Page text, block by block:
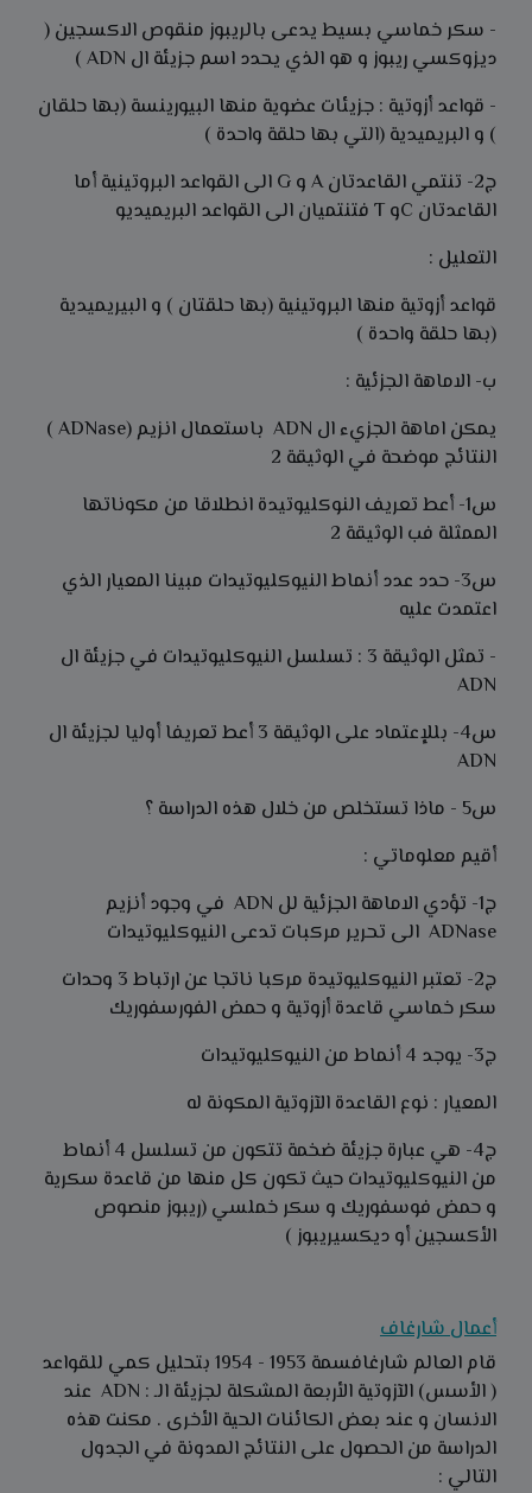
- سكر خماسي بسيط يدعى بالريبوز منقوص الاكسجين (
ديزوكسي ريبوز و هو الذي يحدد اسم جزيئة ال ADN )
- قواعد أزوتية : جزيئات عضوية منها البيورينسة (بها حلقان
) و البريميدية (التي بها حلقة واحدة )
ج2- تنتمي القاعدتان A و G الى القواعد البروتينية أما
القاعدتان Cو T فتنتميان الى القواعد البريميديو
التعليل :
قواعد أزوتية منها البروتينية (بها حلقتان ) و البيريميدية
(بها حلقة واحدة )
ب- الاماهة الجزئية :
يمكن اماهة الجزيء ال ADN باستعمال انزيم (ADNase )
النتائج موضحة في الوثيقة 2
س1- أعط تعريف النوكليوتيدة انطلاقا من مكوناتها
الممثلة فب الوثيقة 2
س3- حدد عدد أنماط النيوكليوتيدات مبينا المعيار الذي
اعتمدت عليه
- تمثل الوثيقة 3 : تسلسل النيوكليوتيدات في جزيئة ال
ADN
س4- بللإعتماد على الوثيقة 3 أعط تعريفا أوليا لجزيئة ال
ADN
س5 - ماذا تستخلص من خلال هذه الدراسة ؟
أقيم معلوماتي :
ج1- تؤدي الاماهة الجزئية لل ADN في وجود أنزيم
ADNase الى تحرير مركبات تدعى النيوكليوتيدات
ج2- تعتبر النيوكليوتيدة مركبا ناتجا عن ارتباط 3 وحدات
سكر خماسي قاعدة أزوتية و حمض الفورسفوريك
ج3- يوجد 4 أنماط من النيوكليوتيدات
المعيار : نوع القاعدة الآزوتية المكونة له
ج4- هي عبارة جزيئة ضخمة تتكون من تسلسل 4 أنماط
من النيوكليوتيدات حيث تكون كل منها من قاعدة سكرية
و حمض فوسفوريك و سكر خملسي (ريبوز منصوص
الأكسجين أو ديكسيريبوز )
أعمال شارغاف
قام العالم شارغافسمة 1953 - 1954 بتحليل كمي للقواعد
( الأسس) الآزوتية الأربعة المشكلة لجزيئة الـ : ADN عند
الانسان و عند بعض الكائنات الحية الأخرى . مكنت هذه
الدراسة من الحصول على النتائج المدونة في الجدول
التالي :